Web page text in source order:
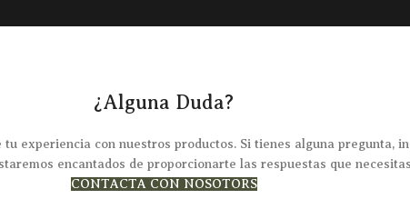
¿Alguna Duda?
experiencia con nuestros productos. Si tienes alguna pregunta,
encantados de proporcionarte las respuestas que
CONTACTA CON NOSOTORS